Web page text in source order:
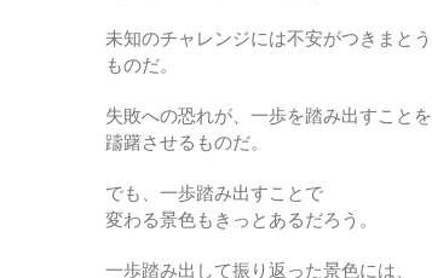
未知のチャレンジには不安がつきまとう
ものだ。
失敗への恐れが、一歩を踏み出すことを
躊躇させるものだ。
でも、一歩踏み出すことで
変わる景色もきっとあるだろう。
一歩踏み出して振り返った景色には、